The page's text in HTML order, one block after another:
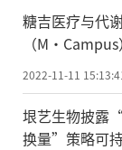
糖吉医疗与代
（
2022-11-11
垠艺生物披
换量”策略可